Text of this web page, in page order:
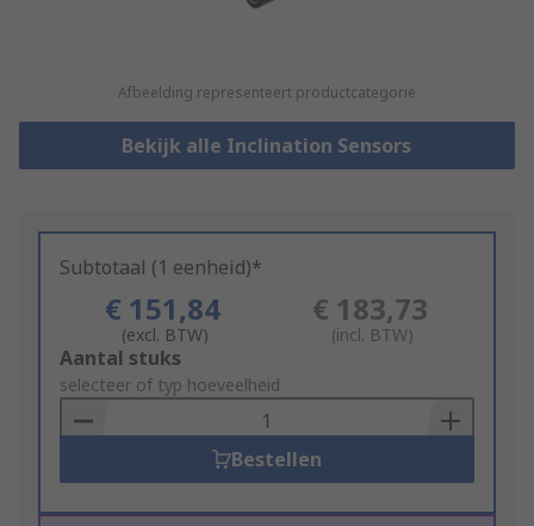
Afbeelding representeert productcategorie
Bekijk alle Inclination Sensors
Subtotaal (1 eenheid)*
€ 151,84
(excl. BTW)
€ 183,73
(incl. BTW)
Add
to
Basket
Aantal stuks
selecteer of typ hoeveelheid
Bestellen